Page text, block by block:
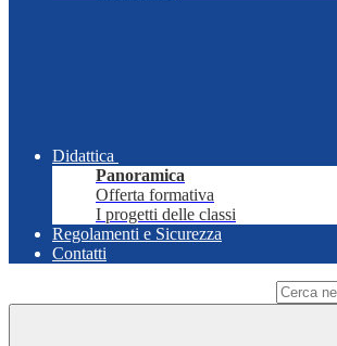
Didattica
Panoramica
Offerta formativa
I progetti delle classi
Regolamenti e Sicurezza
Contatti